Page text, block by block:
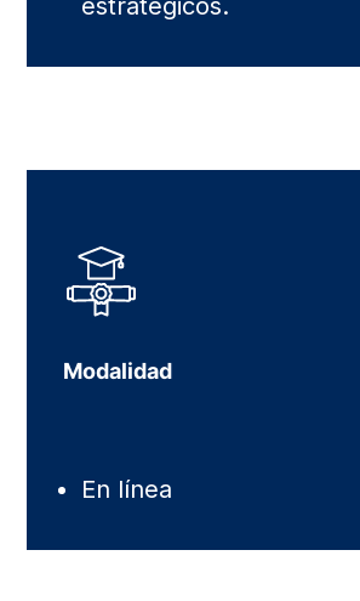
estratégicos.
Modalidad
En línea